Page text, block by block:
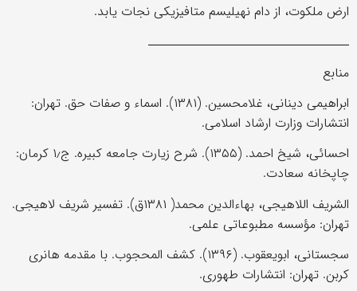
ارض ملکوت، از دام نهیلیسم متافیزیکی نجات یابد.
ــــــــــــــــــــــــــــــــــــ
منابع
ابراهیمی دینانی، غلامحسین. (۱۳۸۱). اسماء و صفات حق. تهران:
انتشارات وزارت ارشاد اسلامی.
احسائی، شیخ احمد. (۱۳۵۵). شرح زیارت جامعه کبیره. ج۱٫ کرمان:
چاپخانه سعادت.
الشریف اللاهیجی، بهاء‌الدین محمد( ۱۳۸۱ق). تفسیر شریف لاهیجی.
تهران: مؤسسه مطبوعاتی علمی.
سجستانی، ابویعقوب. (۱۳۹۶). کشف المحجوب. با مقدمه هانری
کربن. تهران: انتشارات طهوری.